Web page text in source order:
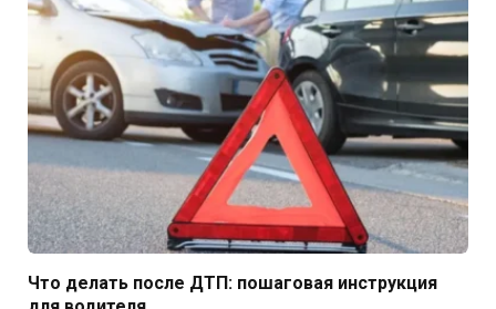
Что делать после ДТП: пошаговая инструкция